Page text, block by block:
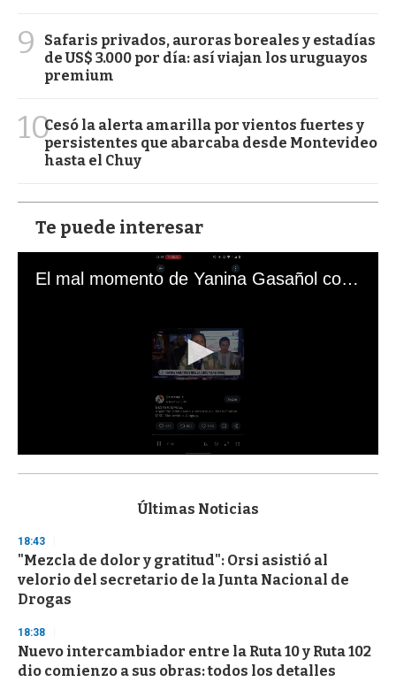
9
Safaris privados, auroras boreales y estadías
de US$ 3.000 por día: así viajan los uruguayos
premium
10Cesó la alerta amarilla por vientos fuertes y
persistentes que abarcaba desde Montevideo
hasta el Chuy
Te puede interesar
El mal momento de Yanina Gasañol con un hincha argentino en "Subrayado"
s
d
s
o
f
3
s
e
c
o
Últimas Noticias
18:43
"Mezcla de dolor y gratitud": Orsi asistió al
velorio del secretario de la Junta Nacional de
Drogas
18:38
Nuevo intercambiador entre la Ruta 10 y Ruta 102
dio comienzo a sus obras: todos los detalles